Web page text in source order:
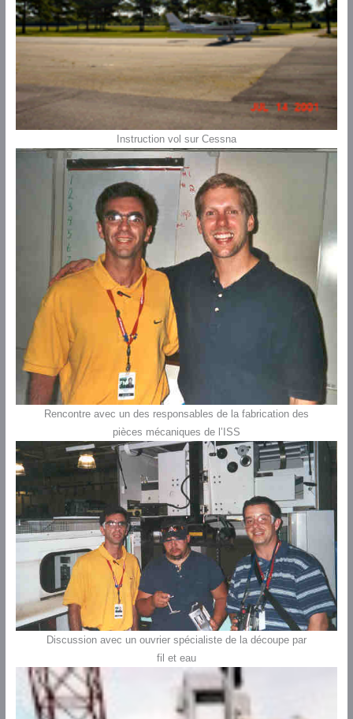
Instruction vol sur Cessna
Rencontre avec un des responsables de la fabrication des
pièces mécaniques de l’ISS
Discussion avec un ouvrier spécialiste de la découpe par
fil et eau